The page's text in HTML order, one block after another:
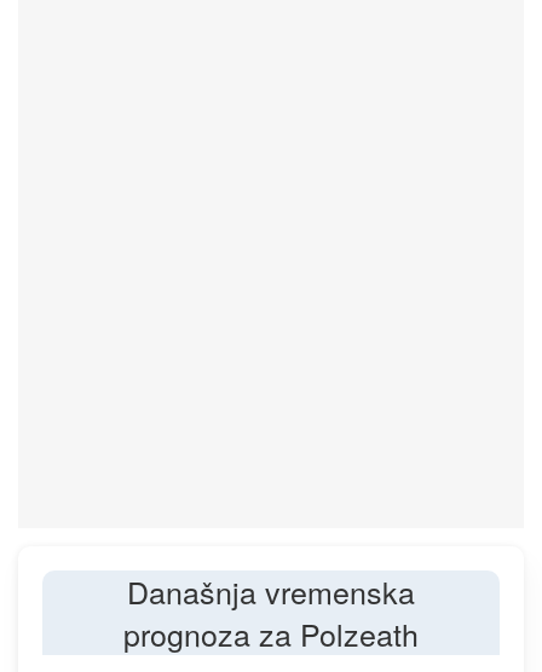
Današnja vremenska
prognoza za Polzeath